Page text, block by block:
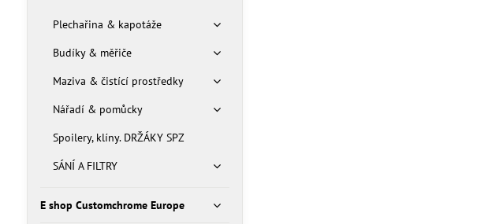
Plechařina & kapotáže
Budíky & měřiče
Maziva & čistící prostředky
Nářadí & pomůcky
Spoilery, klíny. DRŽÁKY SPZ
SÁNÍ A FILTRY
E shop Customchrome Europe